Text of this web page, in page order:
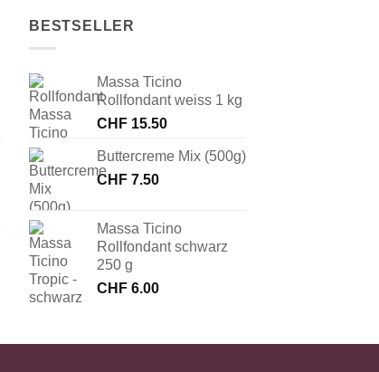
BESTSELLER
Massa Ticino
Rollfondant weiss 1 kg
CHF 15.50
Buttercreme Mix (500g)
CHF 7.50
Massa Ticino
Rollfondant schwarz
250 g
CHF 6.00